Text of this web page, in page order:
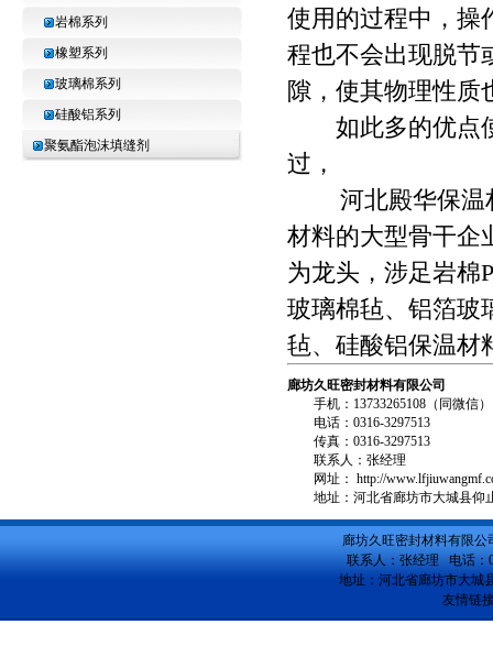
岩棉系列
橡塑系列
玻璃棉系列
硅酸铝系列
聚氨酯泡沫填缝剂
使用的过程中，操
程也不会出现脱节
隙，使其物理性质
如此多的优点使
过，
河北殿华保温材
材料的大型骨干企
为龙头，涉足岩棉
玻璃棉毡、铝箔玻
毡、硅酸铝保温材
廊坊久旺密封材料有限公司
手机：13733265108（同微信）
电话：0316-3297513
传真：0316-3297513
联系人：张经理
网址： http://
地址：河北省廊坊市大城县仰
廊坊久旺密封材料有限
联系人：张经理 电话：
地址：河北省廊坊市大城
友情链